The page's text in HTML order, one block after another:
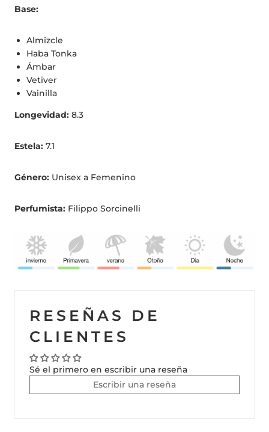
Base:
Almizcle
Haba Tonka
Ámbar
Vetiver
Vainilla
Longevidad: 8.3
Estela: 7.1
Género: Unisex a Femenino
Perfumista: Filippo Sorcinelli
RESEÑAS DE
CLIENTES
Sé el primero en escribir una reseña
Escribir una reseña